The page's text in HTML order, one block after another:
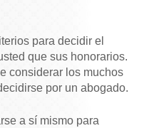
para decidir el
que sus honorarios.
considerar los muchos
por un abogado.
a sí mismo para